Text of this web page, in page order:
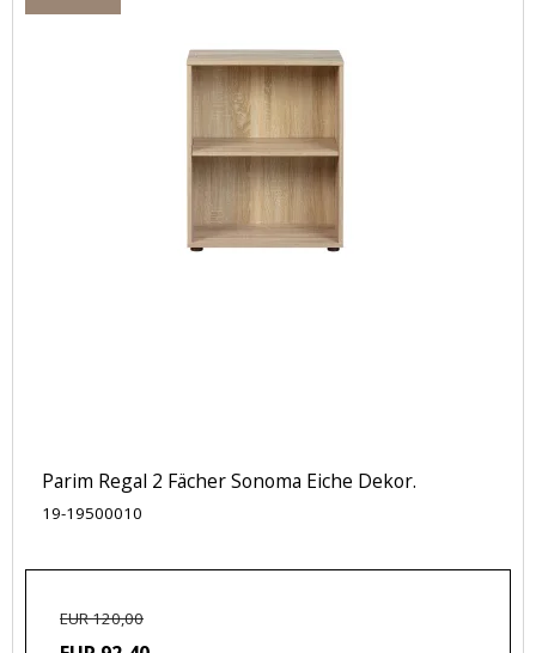
Parim Regal 2 Fächer Sonoma Eiche Dekor.
19-19500010
EUR 120,00